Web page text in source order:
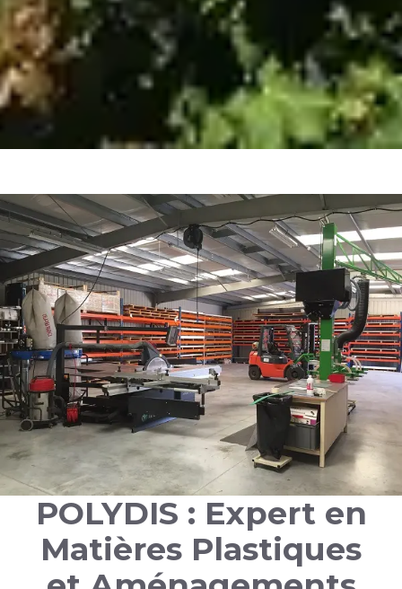
POLYDIS : Expert en
Matières Plastiques